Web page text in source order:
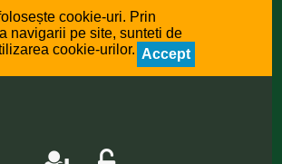
cookie-uri. Prin
navigarii pe site, sunteti de
cookie-urilor. Accept